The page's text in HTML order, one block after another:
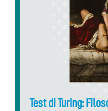
Test di Turing: